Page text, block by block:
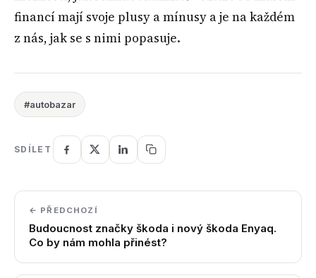
financí mají svoje plusy a mínusy a je na každém
z nás, jak se s nimi popasuje.
#autobazar
SDÍLET
← PŘEDCHOZÍ
Budoucnost značky škoda i nový škoda Enyaq.
Co by nám mohla přinést?